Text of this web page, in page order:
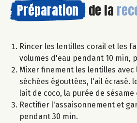
Préparation de la
Rincer les lentilles corail et les
volumes d'eau pendant 10 min,
Mixer finement les lentilles avec
séchées égouttées, l'ail écrasé.
lait de coco, la purée de sésame
Rectifier l'assaisonnement et
pendant 30 min.